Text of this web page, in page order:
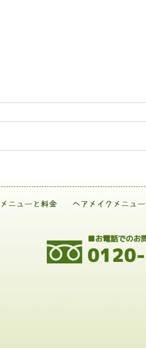
ニューと料金 ヘアメイクメニュ
■お電話でのお